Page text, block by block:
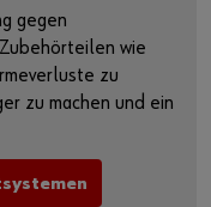
gegen
wie
zu
zu machen und ein